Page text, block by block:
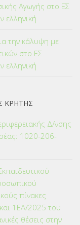
Αγωγής στο ΕΣ
ελληνική
την κάλυψη με
στο ΕΣ
ελληνική
ΚΡΗΤΗΣ
Δ/νσης
1020-206-
πίνακες
1ΕΑ/2025 του
θέσεις στην